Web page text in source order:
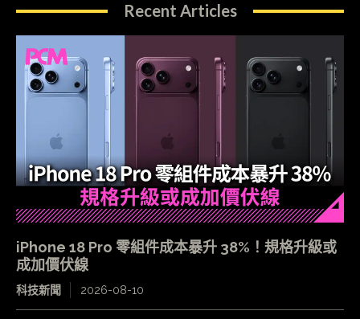
Recent Articles
iPhone 18 Pro 零組件成本暴升 38%！規格升級或
成加價伏線
科技新聞 2026-08-10